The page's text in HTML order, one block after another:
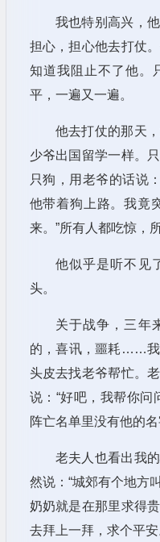
我也特别高兴，
担心，担心他去打仗
知道我阻止不了他。
平，一遍又一遍。
他去打仗的那天
少爷出国留学一样。
只狗，用老爷的话说
他带着狗上路。我竟
来。”所有人都吃惊，
他似乎是听不见
头。
关于战争，三年
的，喜讯，噩耗……我
头皮去找老爷帮忙。
说：“好吧，我帮你问
阵亡名单里没有他的
老夫人也看出我
然说：“城郊有个地方
奶奶就是在那里求得
去拜上一拜，求个平安